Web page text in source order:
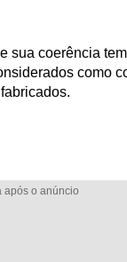
sua coerência
como